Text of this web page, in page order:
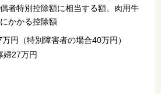
者特別控除額に相当する額、肉用牛
かかる控除額
円（特別障害者の場合40万円）
婦27万円